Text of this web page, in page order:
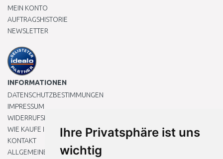
Ihre Privatsphäre ist uns
wichtig
MEIN KONTO
AUFTRAGSHISTORIE
NEWSLETTER
INFORMATIONEN
DATENSCHUTZBESTIMMUNGEN
IMPRESSUM
WIDERRUFSRECHT
WIE KAUFE ICH EIN?
KONTAKT
ALLGEMEINEN GESCHÄFTSBEDINGUNGEN